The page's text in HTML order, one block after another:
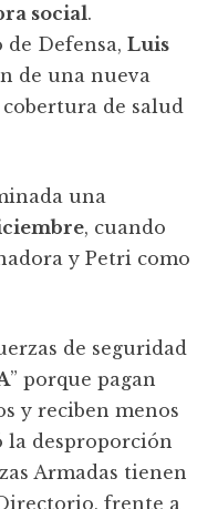
social.
de Defensa,Luis
de una nueva
de salud
una
, cuando
y Petri como
de seguridad
” porque pagan
y reciben menos
la desproporción
Armadas tienen
frente a